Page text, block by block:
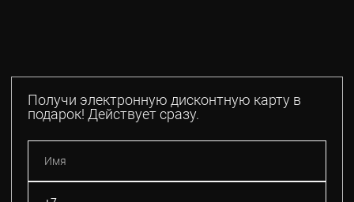
Получи электронную дисконтную карту в
подарок! Действует сразу.